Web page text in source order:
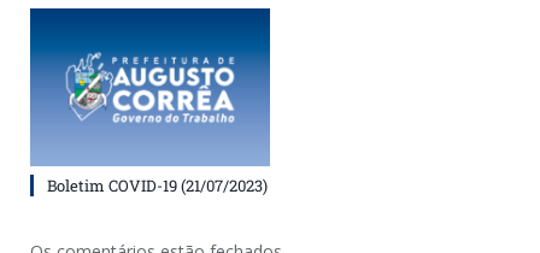
Boletim COVID-19 (21/07/2023)